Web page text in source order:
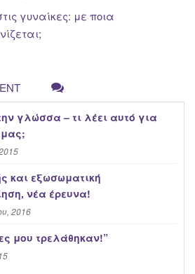
γυναίκες: με ποια
γλώσσα – τι λέει αυτό για
μας;
και εξωσωματική
νέα έρευνα!
2016
μου τρελάθηκαν!”